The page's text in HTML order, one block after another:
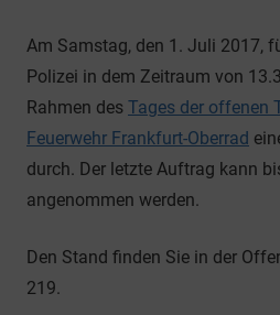
Am Samstag, den 1. Juli 2017,
Polizei in dem Zeitraum von
Rahmen des Tages der offenen
Feuerwehr Frankfurt-Oberrad
durch. Der letzte Auftrag kann
angenommen werden.
Den Stand finden Sie in der
219.